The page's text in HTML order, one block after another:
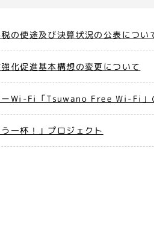
の使途及び決算状況の公表につい
化促進基本構想の変更について
ーWi-Fi「Tsuwano Free Wi-Fi」
う一杯！」プロジェクト